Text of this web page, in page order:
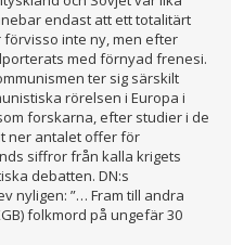
endast att ett totalitärt
inte ny, men efter
med förnyad frenesi.
ter sig särskilt
rörelsen i Europa i
forskarna, efter studier i de
ner antalet offer för
siffror från kalla krigets
debatten. DN:s
nyligen: ”… Fram till andra
folkmord på ungefär 30